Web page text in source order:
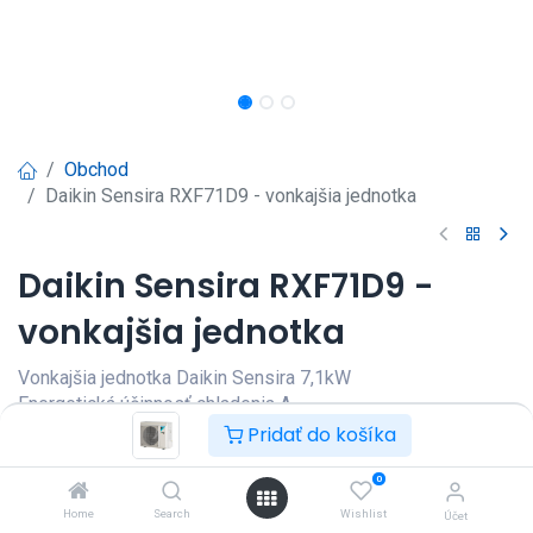
Pridať do košíka
Home Search
0
Wishlist Účet
Obchod
Daikin Sensira RXF71D9 - vonkajšia jednotka
Daikin Sensira RXF71D9 -
vonkajšia jednotka
Vonkajšia jednotka Daikin Sensira 7,1kW
Energetická účinnosť chladenia A
Energetická účinnosť kúrenia A
Prihlásenie|Registráciapre
zobrazenie ceny